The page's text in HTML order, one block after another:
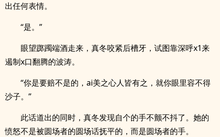
出任何表情。
“是。”
眼望踯躅端酒走来，真冬咬紧后槽牙，试图靠深呼x1来
遏制x口翻腾的波涛。
“你是要赔不是的，ai美之心人皆有之，就你眼里容不得
沙子。”
此话道出的同时，真冬发现自个的手不颤不抖了。她的
愤怒不是被圆场者的圆场话抚平的，而是圆场者的手。